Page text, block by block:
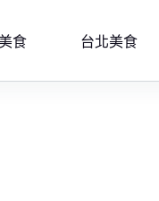
食 台北美食